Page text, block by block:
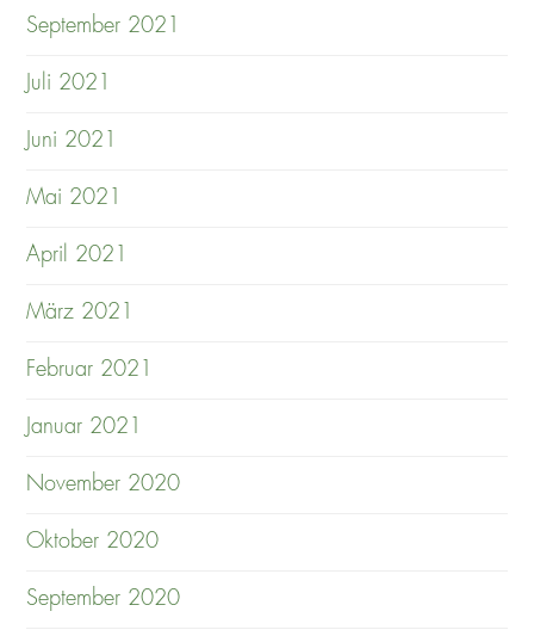
September 2021
Juli 2021
Juni 2021
Mai 2021
April 2021
März 2021
Februar 2021
Januar 2021
November 2020
Oktober 2020
September 2020